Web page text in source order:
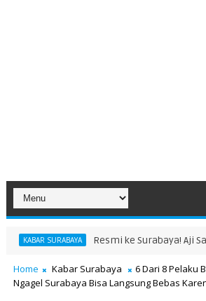
Resmi ke Surabaya! Aji Santoso Punya Misi
Home Kabar Surabaya
6 Dari 8 Pelaku
Ngagel Surabaya Bisa Langsung Bebas